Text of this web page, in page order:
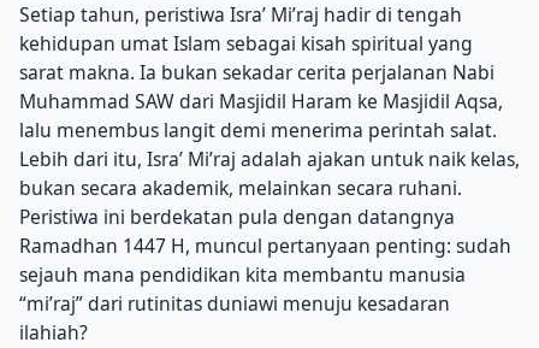
Setiap tahun, peristiwa Isra’ Mi’raj hadir di tengah
kehidupan umat Islam sebagai kisah spiritual yang
sarat makna. Ia bukan sekadar cerita perjalanan Nabi
Muhammad SAW dari Masjidil Haram ke Masjidil Aqsa,
lalu menembus langit demi menerima perintah salat.
Lebih dari itu, Isra’ Mi’raj adalah ajakan untuk naik kelas,
bukan secara akademik, melainkan secara ruhani.
Peristiwa ini berdekatan pula dengan datangnya
Ramadhan 1447 H, muncul pertanyaan penting: sudah
sejauh mana pendidikan kita membantu manusia
“mi’raj” dari rutinitas duniawi menuju kesadaran
ilahiah?